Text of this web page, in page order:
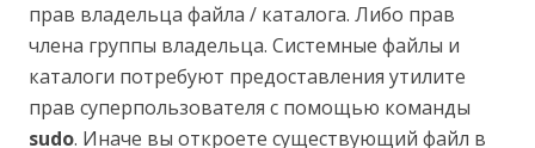
прав владельца файла / каталога. Либо прав
члена группы владельца. Системные файлы и
каталоги потребуют предоставления утилите
прав суперпользователя с помощью команды
sudo. Иначе вы откроете существующий файл в